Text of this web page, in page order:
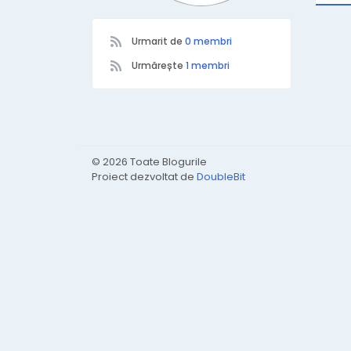
Urmarit de 0 membri
Urmărește 1 membri
© 2026 Toate Blogurile
Proiect dezvoltat de DoubleBit